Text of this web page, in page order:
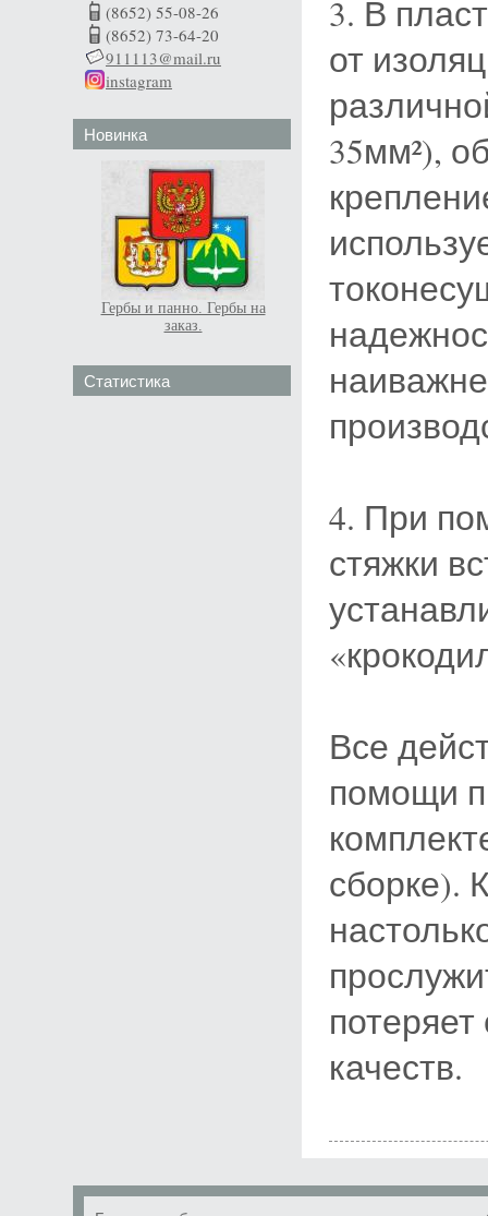
(8652) 55-08-26
(8652) 73-64-20
911113@mail.ru
instagram
Новинка
Гербы и панно. Гербы на
заказ.
Статистика
3. В
от
35мм²),
4. При
стяжки
Все
помощи
сборке).
качеств.